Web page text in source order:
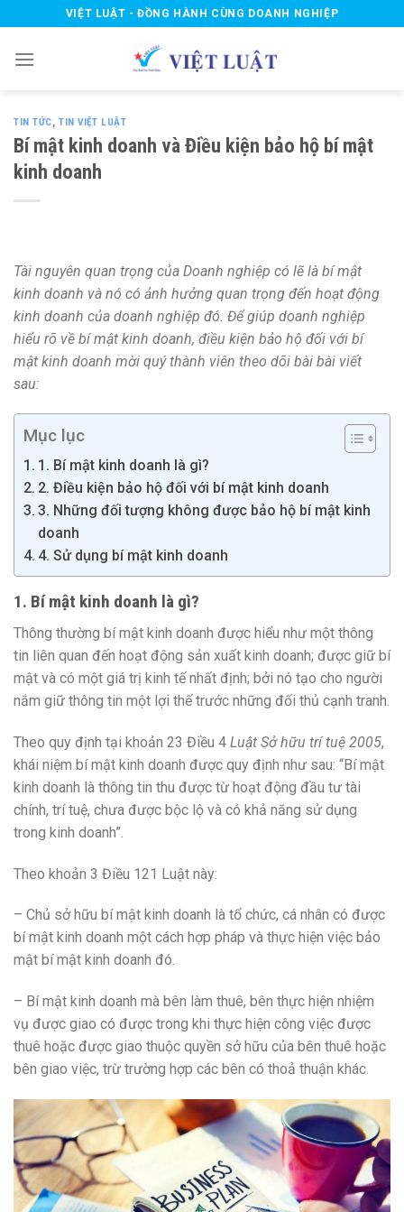
to
content
VIỆT LUẬT - ĐỒNG HÀNH CÙNG DOANH NGHIỆP
TIN TỨC,TIN VIỆT LUẬT
Bí mật kinh doanh và Điều kiện bảo hộ bí mật
kinh doanh
Tài nguyên quan trọng của Doanh nghiệp có lẽ là bí mật
kinh doanh và nó có ảnh hưởng quan trọng đến hoạt động
kinh doanh của doanh nghiệp đó. Để giúp doanh nghiệp
hiểu rõ về bí mật kinh doanh, điều kiện bảo hộ đối với bí
mật kinh doanh mời quý thành viên theo dõi bài bài viết
sau:
Mục lục
1. Bí mật kinh doanh là gì?
2. Điều kiện bảo hộ đối với bí mật kinh doanh
3. Những đối tượng không được bảo hộ bí mật kinh
doanh
4. Sử dụng bí mật kinh doanh
1. Bí mật kinh doanh là gì?
Thông thường bí mật kinh doanh được hiểu như một thông
tin liên quan đến hoạt động sản xuất kinh doanh; được giữ bí
mật và có một giá trị kinh tế nhất định; bởi nó tạo cho người
nắm giữ thông tin một lợi thế trước những đối thủ cạnh tranh.
Theo quy định tại khoản 23 Điều 4 Luật Sở hữu trí tuệ 2005,
khái niệm bí mật kinh doanh được quy định như sau: “Bí mật
kinh doanh là thông tin thu được từ hoạt động đầu tư tài
chính, trí tuệ, chưa được bộc lộ và có khả năng sử dụng
trong kinh doanh”.
Theo khoản 3 Điều 121 Luật này:
– Chủ sở hữu bí mật kinh doanh là tổ chức, cá nhân có được
bí mật kinh doanh một cách hợp pháp và thực hiện việc bảo
mật bí mật kinh doanh đó.
– Bí mật kinh doanh mà bên làm thuê, bên thực hiện nhiệm
vụ được giao có được trong khi thực hiện công việc được
thuê hoặc được giao thuộc quyền sở hữu của bên thuê hoặc
bên giao việc, trừ trường hợp các bên có thoả thuận khác.